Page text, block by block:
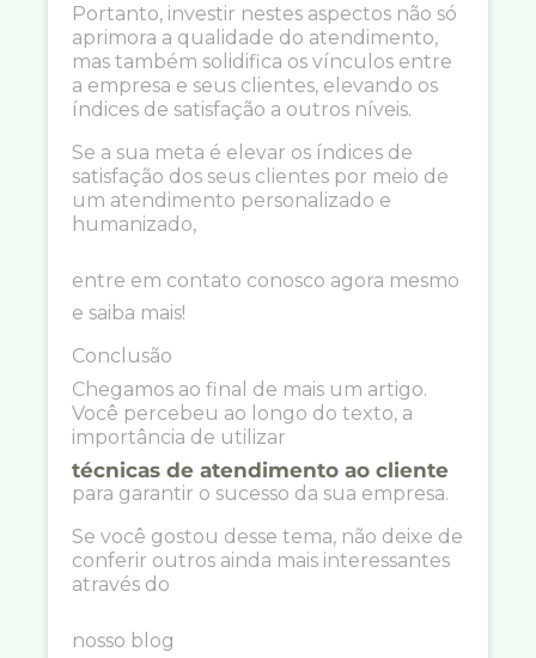
Portanto, investir nestes aspectos não só
aprimora a qualidade do atendimento,
mas também solidifica os vínculos entre
a empresa e seus clientes, elevando os
índices de satisfação a outros níveis.
Se a sua meta é elevar os índices de
satisfação dos seus clientes por meio de
um atendimento personalizado e
humanizado,
entre em contato conosco agora mesmo
e saiba mais!
Conclusão
Chegamos ao final de mais um artigo.
Você percebeu ao longo do texto, a
importância de utilizar
técnicas de atendimento ao cliente
para garantir o sucesso da sua empresa.
Se você gostou desse tema, não deixe de
conferir outros ainda mais interessantes
através do
nosso blog